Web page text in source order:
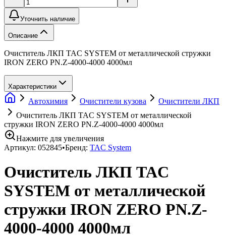
Уточнить наличие
Описание
Очиститель ЛКП TAC SYSTEM от металлической стружки
IRON ZERO PN.Z-4000-4000 4000мл
Характеристики
Автохимия Очистители кузова
Очистители ЛКП
Очиститель ЛКП TAC SYSTEM от металлической
стружки IRON ZERO PN.Z-4000-4000 4000мл
Нажмите для увеличения
Артикул: 052845•Бренд: TAC System
Очиститель ЛКП TAC
SYSTEM от металлической
стружки IRON ZERO PN.Z-
4000-4000 4000мл